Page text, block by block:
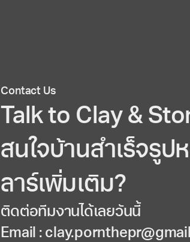
Contact Us
Talk to Clay &
สนใจบ้านสำเร็จรู
ลาร์เพิ่มเติม?
ติดต่อทีมงานได้เลยวันนี้
Email :